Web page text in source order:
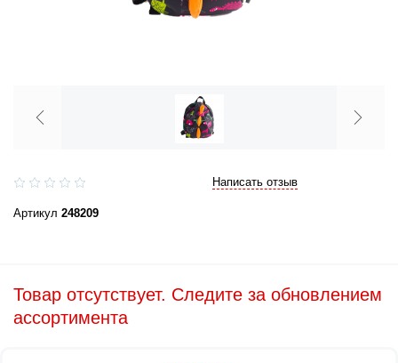
Написать отзыв
Артикул 248209
Товар отсутствует. Следите за обновлением
ассортимента